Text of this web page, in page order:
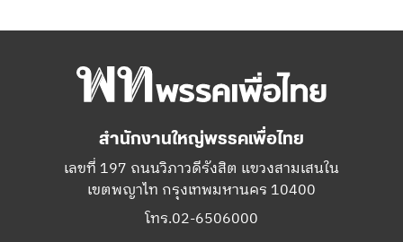
สำนักงานใหญ่พรรคเพื่อไทย
เลขที่ 197 ถนนวิภาวดีรังสิต แขวงสามเสนใน
เขตพญาไท กรุงเทพมหานคร 10400
โทร.02-6506000